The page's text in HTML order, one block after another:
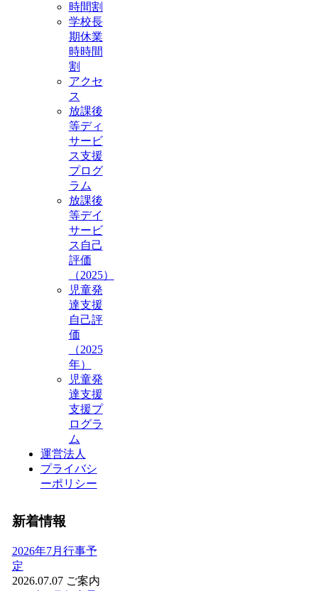
時間割
学校長
期休業
時時間
割
アクセ
ス
放課後
等ディ
サービ
ス支援
プログ
ラム
放課後
等デイ
サービ
ス自己
評価
（2025）
児童発
達支援
自己評
価
（2025
年）
児童発
達支援
支援プ
ログラ
ム
運営法人
プライバシ
ーポリシー
新着情報
2026年7月行事予
定
2026.07.07 ご案内